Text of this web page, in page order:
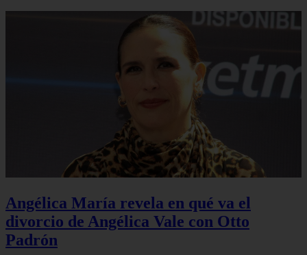
Angélica María revela en qué va el
divorcio de Angélica Vale con Otto
Padrón